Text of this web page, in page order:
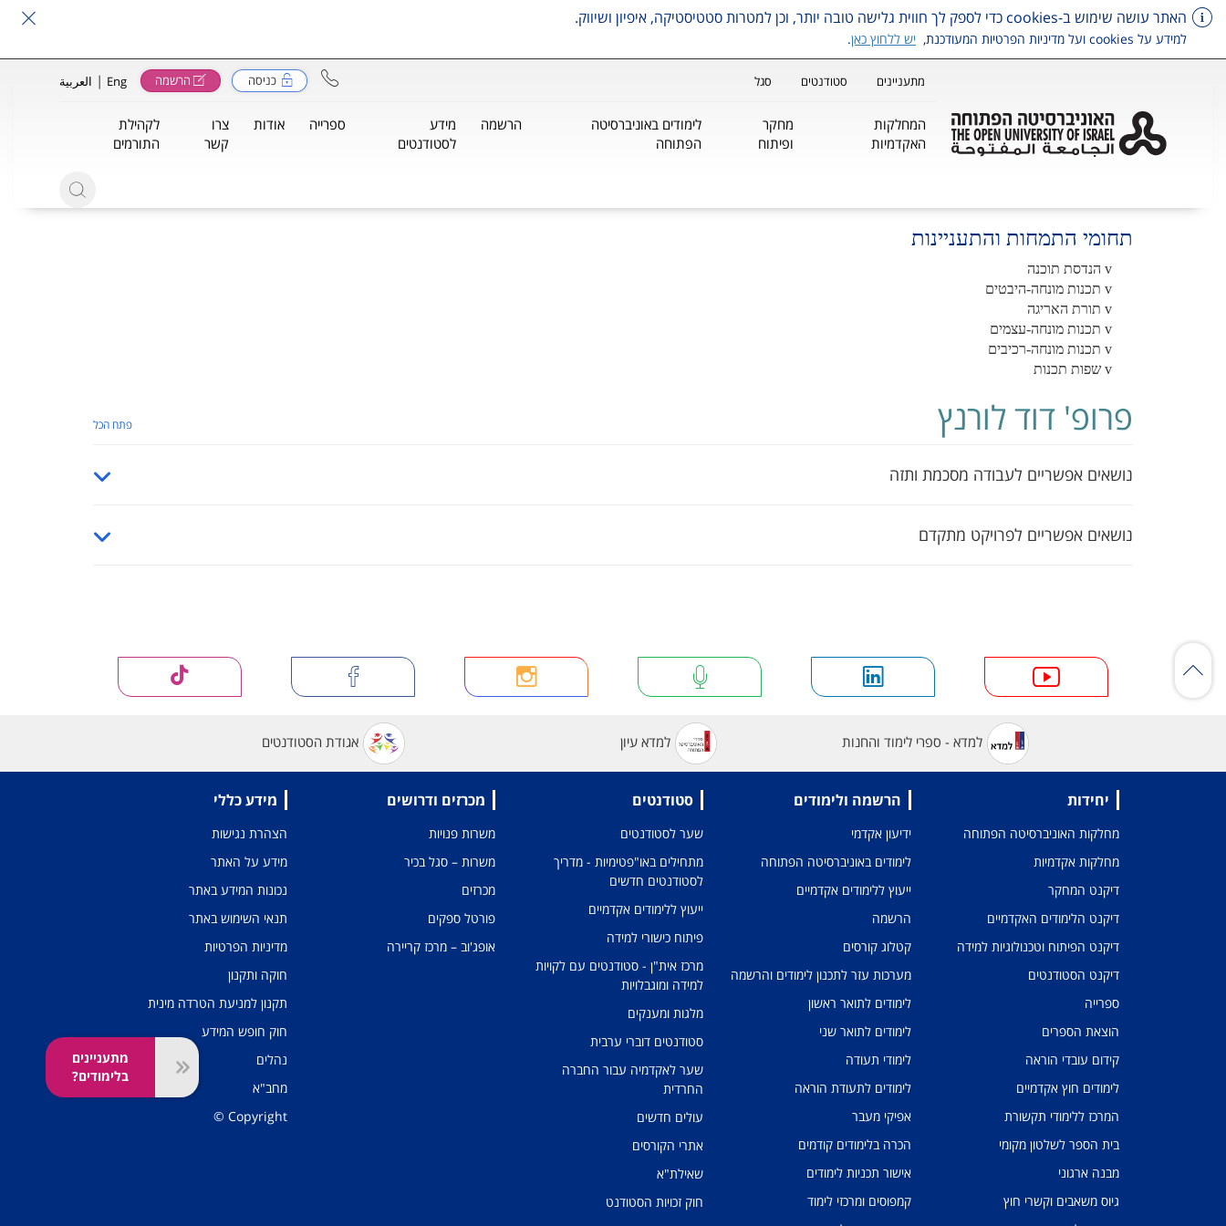
מתעניינים
בלימודים?
האתר עושה שימוש ב-cookies כדי לספק לך חווית גלישה טובה יותר, וכן למטרות סטטיסטיקה, איפיון ושיווק.
למידע על cookies ועל מדיניות הפרטיות המעודכנת, יש ללחוץ כאן.
מתעניינים סטודנטים סגל כניסה הרשמה Eng
| العربية
המחלקות
האקדמיות
מחקר
ופיתוח
לימודים באוניברסיטה
הפתוחה
הרשמה
מידע
לסטודנטים
ספרייה אודות
צרו
קשר
לקהילת
התורמים
תחומי התמחות והתעניינות
v הנדסת תוכנה
v תכנות מונחה-היבטים
v תורת האריגה
v תכנות מונחה-עצמים
v תכנות מונחה-רכיבים
v שפות תכנות
פרופ' דוד לורנץ פתח הכל
נושאים אפשריים לעבודה מסכמת ותזה
נושאים אפשריים לפרויקט מתקדם
למדא - ספרי לימוד והחנות למדא עיון אגודת הסטודנטים
יחידות
מחלקות האוניברסיטה הפתוחה
מחלקות אקדמיות
דיקנט המחקר
דיקנט הלימודים האקדמיים
דיקנט הפיתוח וטכנולוגיות למידה
דיקנט הסטודנטים
ספרייה
הוצאת הספרים
קידום עובדי הוראה
לימודים חוץ אקדמיים
המרכז ללימודי תקשורת
בית הספר לשלטון מקומי
מבנה ארגוני
גיוס משאבים וקשרי חוץ
הרשמה ולימודים
ידיעון אקדמי
לימודים באוניברסיטה הפתוחה
ייעוץ ללימודים אקדמיים
הרשמה
קטלוג קורסים
מערכות עזר לתכנון לימודים והרשמה
לימודים לתואר ראשון
לימודים לתואר שני
לימודי תעודה
לימודים לתעודת הוראה
אפיקי מעבר
הכרה בלימודים קודמים
אישור תכניות לימודים
קמפוסים ומרכזי לימוד
סטודנטים
שער לסטודנטים
מתחילים באו"פטימיות - מדריך
לסטודנטים חדשים
ייעוץ ללימודים אקדמיים
פיתוח כישורי למידה
מרכז אית"ן - סטודנטים עם לקויות
למידה ומוגבלויות
מלגות ומענקים
סטודנטים דוברי ערבית
שער לאקדמיה עבור החברה
החרדית
עולים חדשים
אתרי הקורסים
שאילת"א
חוק זכויות הסטודנט
מכרזים ודרושים
משרות פנויות
משרות – סגל בכיר
מכרזים
פורטל ספקים
אופג'וב – מרכז קריירה
מידע כללי
הצהרת נגישות
מידע על האתר
נכונות המידע באתר
תנאי השימוש באתר
מדיניות הפרטיות
חוקה ותקנון
תקנון למניעת הטרדה מינית
חוק חופש המידע
נהלים
מחב"א
Copyright ©